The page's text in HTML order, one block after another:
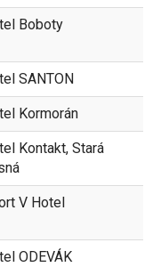
Boboty
SANTON
Kormorán
Kontakt, Stará
V Hotel
ODEVÁK